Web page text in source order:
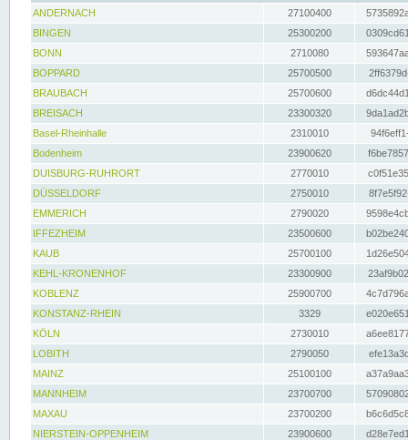
ANDERNACH
27100400
BINGEN
25300200
BONN
2710080
BOPPARD
25700500
BRAUBACH
25700600
BREISACH
23300320
Basel-Rheinhalle
2310010
Bodenheim
23900620
DUISBURG-RUHRORT
2770010
DÜSSELDORF
2750010
EMMERICH
2790020
IFFEZHEIM
23500600
KAUB
25700100
KEHL-KRONENHOF
23300900
KOBLENZ
25900700
KONSTANZ-RHEIN
3329
KÖLN
2730010
LOBITH
2790050
MAINZ
25100100
MANNHEIM
23700700
MAXAU
23700200
NIERSTEIN-OPPENHEIM
23900600